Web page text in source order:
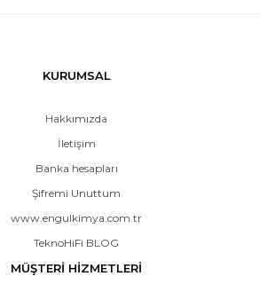
KURUMSAL
Hakkımızda
İletişim
Banka hesapları
Şifremi Unuttum
www.engulkimya.com.tr
TeknoHiFi BLOG
MÜŞTERİ HİZMETLERİ